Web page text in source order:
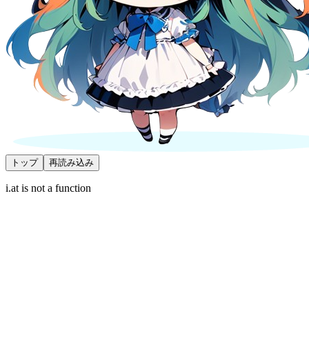
トップ 再読み込み
i.at is not a function